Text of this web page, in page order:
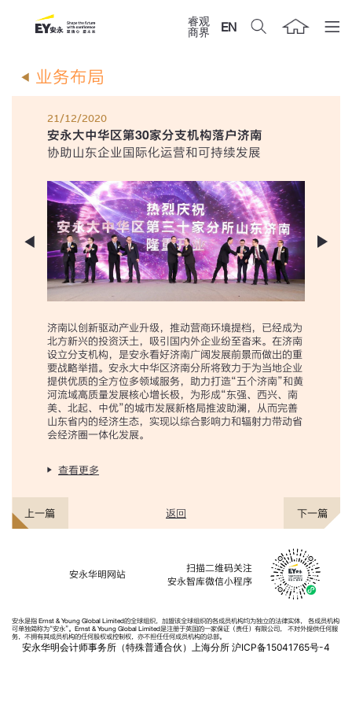
睿观
商界
EN
业务布局
21/12/2020
安永大中华区第30家分支机构落户济南
协助山东企业国际化运营和可持续发展
济南以创新驱动产业升级，推动营商环境提档，已经成为
北方新兴的投资沃土，吸引国内外企业纷至沓来。在济南
设立分支机构，是安永看好济南广阔发展前景而做出的重
要战略举措。安永大中华区济南分所将致力于为当地企业
提供优质的全方位多领域服务，助力打造“五个济南”和黄
河流域高质量发展核心增长极，为形成“东强、西兴、南
美、北起、中优”的城市发展新格局推波助澜，从而完善
山东省内的经济生态，实现以综合影响力和辐射力带动省
会经济圈一体化发展。
查看更多
上一篇 返回 下一篇
安永华明网站
扫描二维码关注
安永智库微信小程序
安永是指 Ernst & Young Global Limited的全球组织，加盟该全球组织的各成员机构均为独立的法律实体， 各成员机构
可单独简称为“安永”。Ernst & Young Global Limited是注册于英国的一家保证（责任）有限公司， 不对外提供任何服
务，不拥有其成员机构的任何股权或控制权，亦不担任任何成员机构的总部。
安永华明会计师事务所（特殊普通合伙）上海分所 沪ICP备15041765号-4